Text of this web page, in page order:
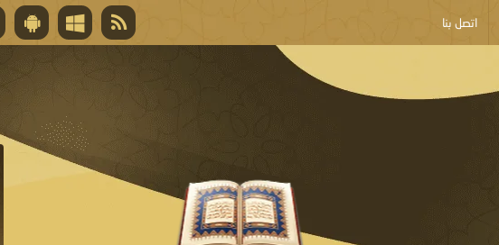
اتصل بنا
قال تعالى
المغفرة لأنها أغلى جائزة، وهي مفتاح باب العطايا التي